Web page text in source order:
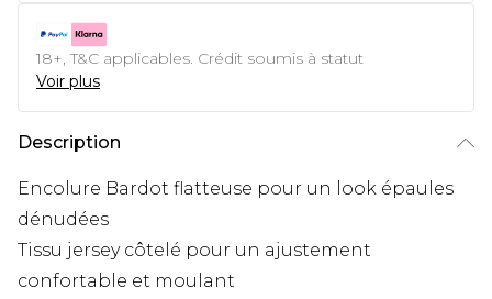
18+, T&C applicables. Crédit soumis à statut
Voir plus
Description
Encolure Bardot flatteuse pour un look épaules
dénudées
Tissu jersey côtelé pour un ajustement
confortable et moulant